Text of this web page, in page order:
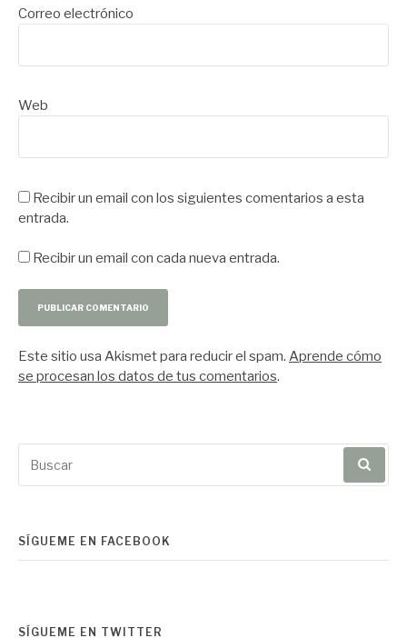
Correo electrónico
Web
Recibir un email con los siguientes comentarios a esta
entrada.
Recibir un email con cada nueva entrada.
Este sitio usa Akismet para reducir el spam. Aprende cómo
se procesan los datos de tus comentarios.
por:
SÍGUEME EN FACEBOOK
SÍGUEME EN TWITTER